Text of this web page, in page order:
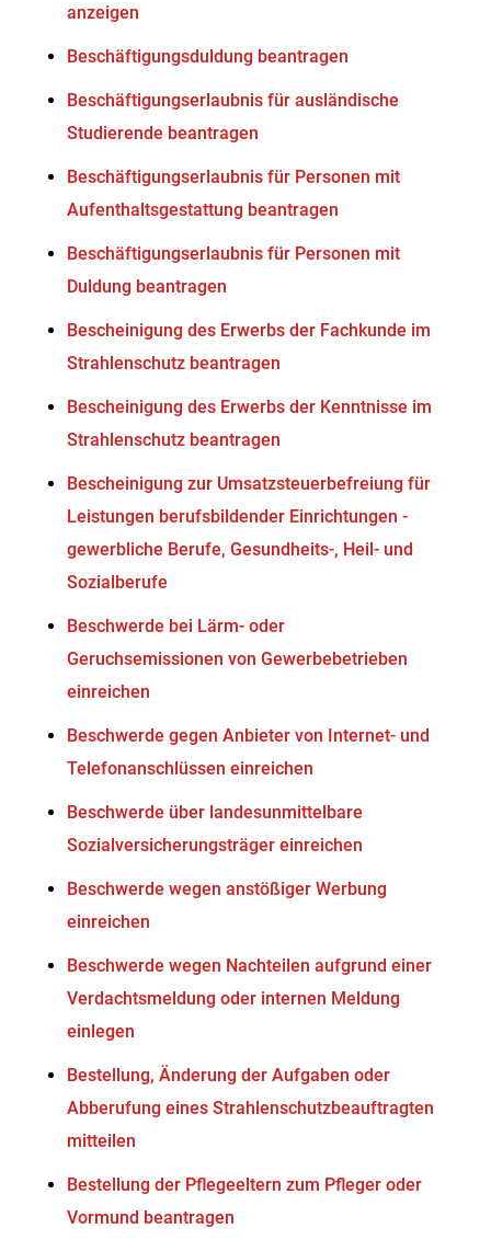
anzeigen
Beschäftigungsduldung beantragen
Beschäftigungserlaubnis für ausländische
Studierende beantragen
Beschäftigungserlaubnis für Personen mit
Aufenthaltsgestattung beantragen
Beschäftigungserlaubnis für Personen mit
Duldung beantragen
Bescheinigung des Erwerbs der Fachkunde im
Strahlenschutz beantragen
Bescheinigung des Erwerbs der Kenntnisse im
Strahlenschutz beantragen
Bescheinigung zur Umsatzsteuerbefreiung für
Leistungen berufsbildender Einrichtungen -
gewerbliche Berufe, Gesundheits-, Heil- und
Sozialberufe
Beschwerde bei Lärm- oder
Geruchsemissionen von Gewerbebetrieben
einreichen
Beschwerde gegen Anbieter von Internet- und
Telefonanschlüssen einreichen
Beschwerde über landesunmittelbare
Sozialversicherungsträger einreichen
Beschwerde wegen anstößiger Werbung
einreichen
Beschwerde wegen Nachteilen aufgrund einer
Verdachtsmeldung oder internen Meldung
einlegen
Bestellung, Änderung der Aufgaben oder
Abberufung eines Strahlenschutzbeauftragten
mitteilen
Bestellung der Pflegeeltern zum Pfleger oder
Vormund beantragen